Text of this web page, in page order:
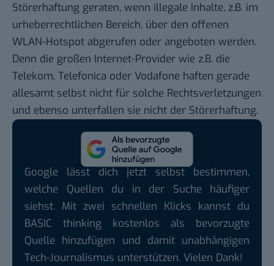
Störerhaftung geraten, wenn illegale Inhalte, z.B. im
urheberrechtlichen Bereich, über den offenen
WLAN-Hotspot abgerufen oder angeboten werden.
Denn die großen Internet-Provider wie z.B. die
Telekom, Telefonica oder Vodafone haften gerade
allesamt selbst nicht für solche Rechtsverletzungen
und ebenso unterfallen sie nicht der Störerhaftung.
Google lässt dich jetzt selbst bestimmen,
welche Quellen du in der Suche häufiger
siehst. Mit zwei schnellen Klicks kannst du
BASIC thinking kostenlos als bevorzugte
Quelle hinzufügen und damit unabhängigen
Tech-Journalismus unterstützen. Vielen Dank!